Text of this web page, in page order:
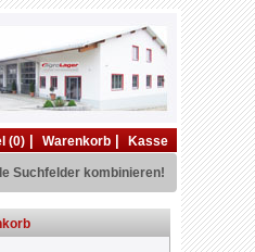
(0) Warenkorb Kasse
Suchfelder kombinieren!